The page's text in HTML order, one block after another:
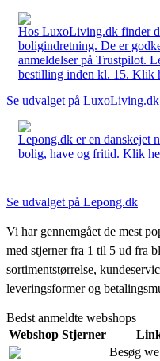
Hos LuxoLiving.dk finder
boligindretning. De er
anmeldelser på Trustpilot.
bestilling inden kl. 15. Klik
Se udvalget på LuxoLiving.dk
Lepong.dk er en danskejet
bolig, have og fritid. Klik
Se udvalget på Lepong.dk
Vi har gennemgået de mest
med stjerner fra 1 til 5 ud fra
sortimentstørrelse,
leveringsformer og
Bedst anmeldte webshops
Webshop Stjerner
Besøg